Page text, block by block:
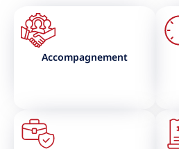
Accompagnement